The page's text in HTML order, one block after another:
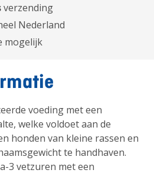
verzending
Nederland
mogelijk
voeding met een
welke voldoet aan de
honden van kleine rassen en
te handhaven.
3 vetzuren met een